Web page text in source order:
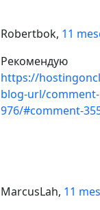
Robertbok, 11
Рекомендую
https://
blog-url/
976/#comment-
MarcusLah, 11